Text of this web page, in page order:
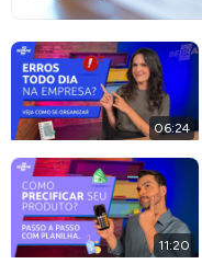
06:24
11:20